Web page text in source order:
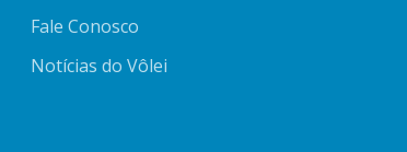
Fale Conosco
Notícias do Vôlei